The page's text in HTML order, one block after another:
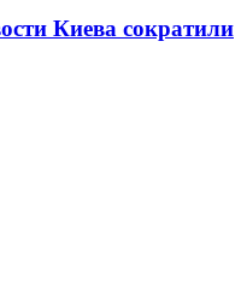
Киева сократили